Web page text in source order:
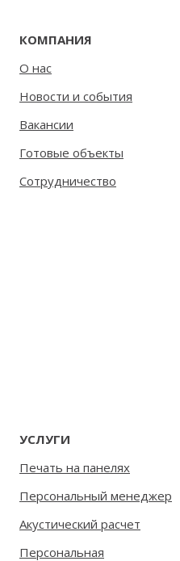
КОМПАНИЯ
О нас
Новости и события
Вакансии
Готовые объекты
Сотрудничество
УСЛУГИ
Печать на панелях
Персональный менеджер
Акустический расчет
Персональная